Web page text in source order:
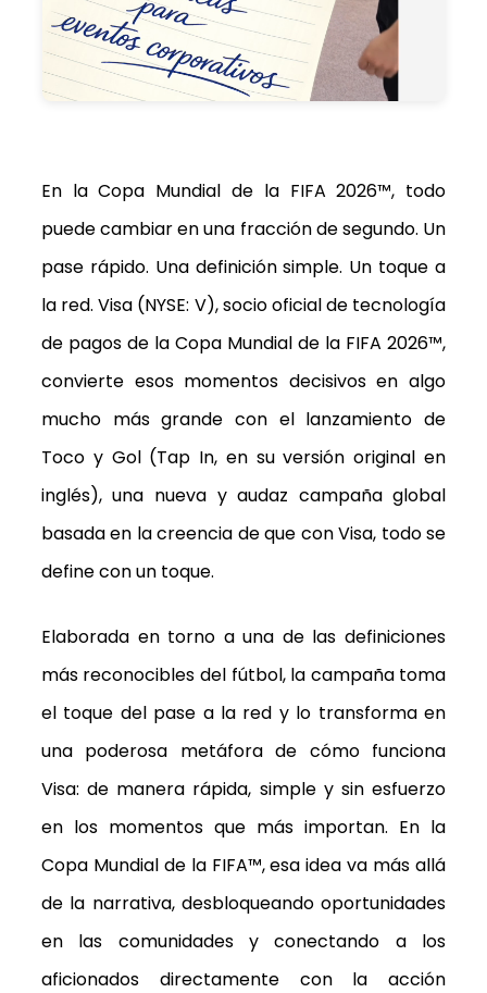
En la Copa Mundial de la FIFA 2026™, todo
puede cambiar en una fracción de segundo. Un
pase rápido. Una definición simple. Un toque a
la red. Visa (NYSE: V), socio oficial de tecnología
de pagos de la Copa Mundial de la FIFA 2026™,
convierte esos momentos decisivos en algo
mucho más grande con el lanzamiento de
Toco y Gol (Tap In, en su versión original en
inglés), una nueva y audaz campaña global
basada en la creencia de que con Visa, todo se
define con un toque.
Elaborada en torno a una de las definiciones
más reconocibles del fútbol, la campaña toma
el toque del pase a la red y lo transforma en
una poderosa metáfora de cómo funciona
Visa: de manera rápida, simple y sin esfuerzo
en los momentos que más importan. En la
Copa Mundial de la FIFA™, esa idea va más allá
de la narrativa, desbloqueando oportunidades
en las comunidades y conectando a los
aficionados directamente con la acción